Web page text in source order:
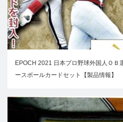
EPOCH 2021 日本プロ野球外国人ＯＢ
ースボールカードセット【製品情報】